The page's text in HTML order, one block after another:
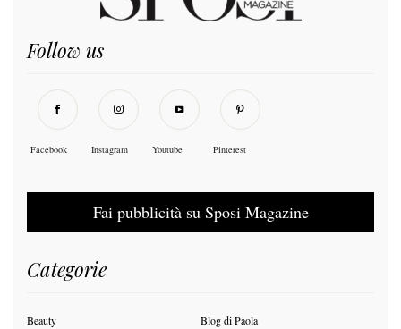
Follow us
Facebook Instagram Youtube Pinterest
Fai pubblicità su Sposi Magazine
Categorie
Beauty Blog di Paola